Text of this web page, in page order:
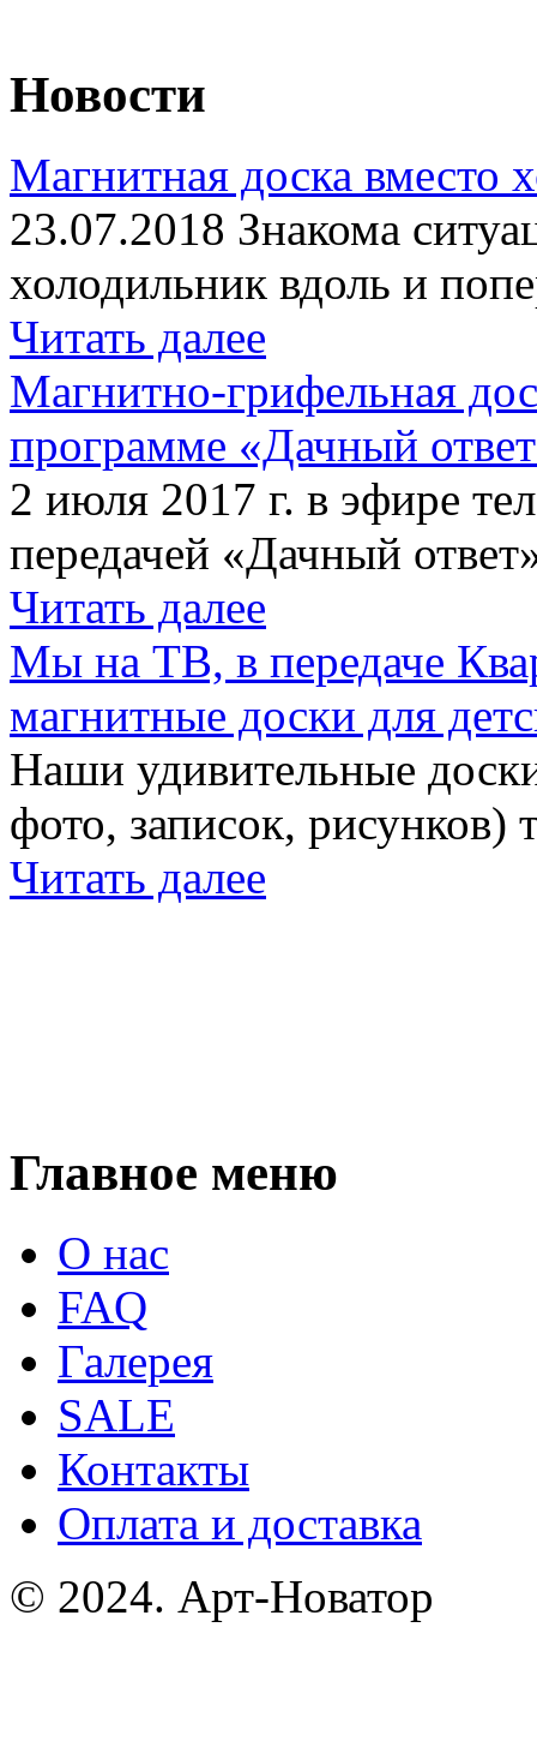
Новости
Магнитная доска вместо
23.07.2018 Знакома
холодильник вдоль и
Читать далее
Магнитно-грифельная
программе «Дачный
2 июля 2017 г. в эфире
передачей «Дачный
Читать далее
Мы на ТВ, в передаче
магнитные доски для
Наши удивительные
фото, записок,
Читать далее
Главное меню
О нас
FAQ
Галерея
SALE
Контакты
Оплата и доставка
© 2024. Арт-Новатор